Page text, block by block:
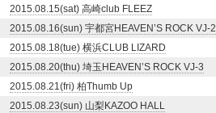
2015.08.15(sat) 高崎club FLEEZ
2015.08.16(sun) 宇都宮HEAVEN’S ROCK VJ-2
2015.08.18(tue) 横浜CLUB LIZARD
2015.08.20(thu) 埼玉HEAVEN’S ROCK VJ-3
2015.08.21(fri) 柏Thumb Up
2015.08.23(sun) 山梨KAZOO HALL